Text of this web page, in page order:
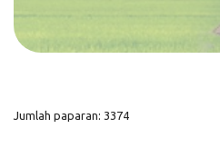
Jumlah paparan: 3374